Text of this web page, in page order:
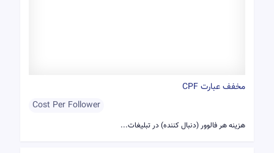
مخفف عبارت CPF
Cost Per Follower
هزینه هر فالوور (دنبال کننده) در تبلیغات...